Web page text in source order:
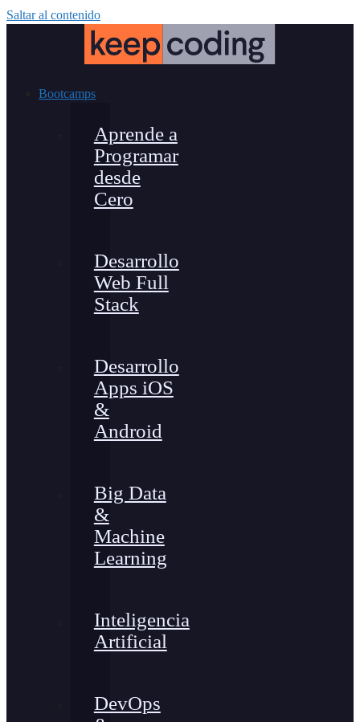
Saltar al contenido
Bootcamps
Aprende a
Programar
desde
Cero
Desarrollo
Web Full
Stack
Desarrollo
Apps iOS
&
Android
Big Data
&
Machine
Learning
Inteligencia
Artificial
DevOps